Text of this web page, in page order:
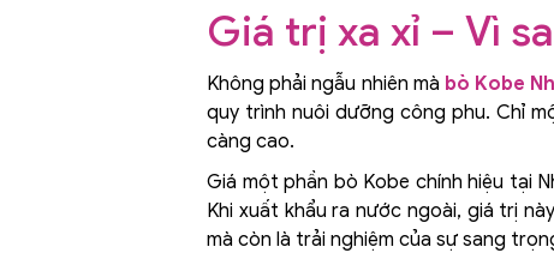
Giá trị xa xỉ – Vì
Không phải ngẫu nhiên mà bò Kobe
quy trình nuôi dưỡng công phu. Chỉ
càng cao.
Giá một phần bò Kobe chính hiệu tại
Khi xuất khẩu ra nước ngoài, giá trị
mà còn là trải nghiệm của sự sang